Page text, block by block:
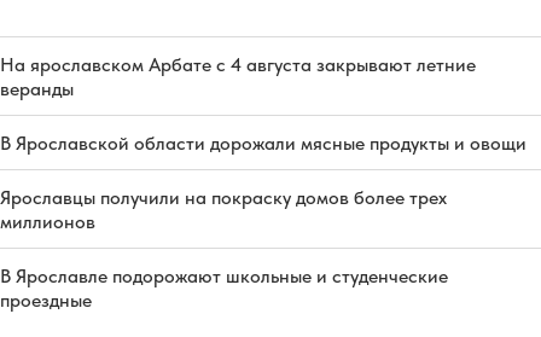
На ярославском Арбате с 4 августа закрывают летние
веранды
В Ярославской области дорожали мясные продукты и овощи
Ярославцы получили на покраску домов более трех
миллионов
В Ярославле подорожают школьные и студенческие
проездные